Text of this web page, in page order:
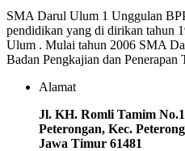
SMA Darul Ulum 1 Unggulan
pendidikan yang di dirikan tahun
Ulum . Mulai tahun 2006 SMA
Badan Pengkajian dan
Alamat
Jl. KH. Romli Tamim
Peterongan, Kec.
Jawa Timur 61481